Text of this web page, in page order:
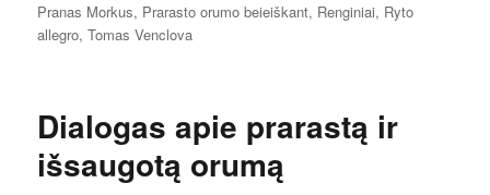
Pranas Morkus, Prarasto orumo beieiškant, Renginiai, Ryto
allegro,Tomas Venclova
Dialogas apie prarastą ir
išsaugotą orumą